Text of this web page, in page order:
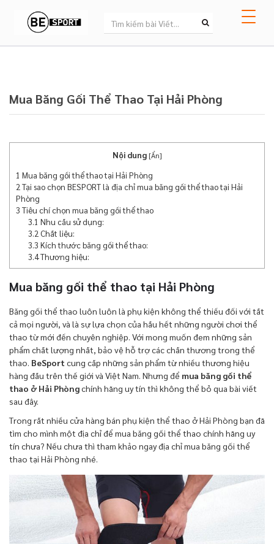
Mua Băng Gối Thể Thao Tại Hải Phòng
Nội dung [Ẩn]
1 Mua băng gối thể thao tại Hải Phòng
2 Tại sao chọn BESPORT là địa chỉ mua băng gối thể thao tại Hải
Phòng
3 Tiêu chí chọn mua băng gối thể thao
3.1 Nhu cầu sử dụng:
3.2 Chất liệu:
3.3 Kích thước băng gối thể thao:
3.4Thương hiệu:
Mua băng gối thể thao tại Hải Phòng
Băng gối thể thao luôn luôn là phụ kiện không thể thiếu đối với tất
cả mọi người, và là sự lựa chọn của hầu hết những người chơi thể
thao từ mới đến chuyên nghiệp. Với mong muốn đem những sản
phẩm chất lượng nhất, bảo vệ hỗ trợ các chấn thương trong thể
thao. BeSport cung cấp những sản phẩm từ nhiều thương hiệu
hàng đầu trên thế giới và Việt Nam. Nhưng để mua băng gối thể
thao ở Hải Phòngchính hãng uy tín thì không thể bỏ qua bài viết
sau đây.
Trong rất nhiều cửa hàng bán phụ kiện thể thao ở Hải Phòng bạn đã
tìm cho mình một địa chỉ để mua băng gối thể thao chính hãng uy
tín chưa? Nếu chưa thì tham khảo ngay địa chỉ mua băng gối thể
thao tại Hải Phòng nhé.